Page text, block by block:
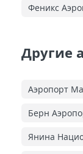
Феникс
Другие
Аэропорт
Берн
Янина